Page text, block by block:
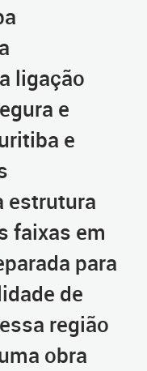
ligação
e
e
estrutura
faixas em
para
de
região
obra